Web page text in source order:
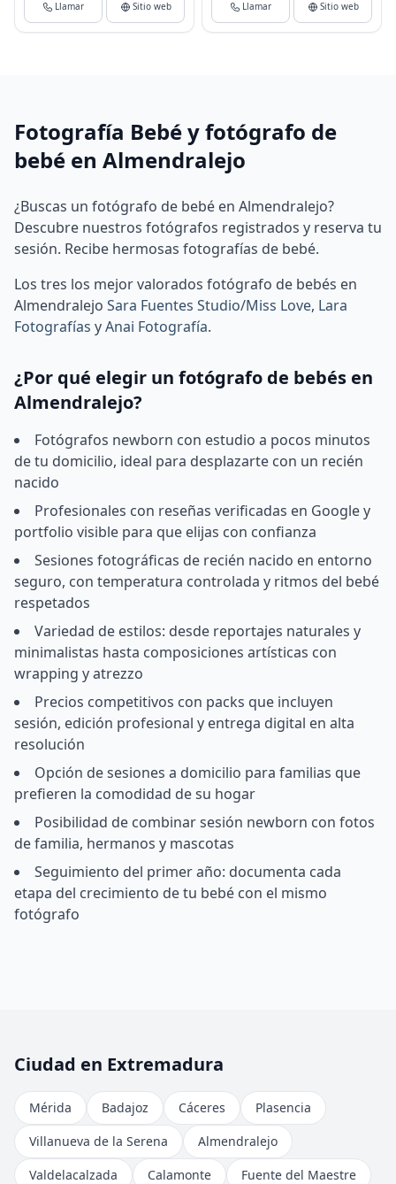
Llamar Sitio web Llamar Sitio web
Fotografía Bebé y fotógrafo de
bebé en Almendralejo
¿Buscas un fotógrafo de bebé en Almendralejo?
Descubre nuestros fotógrafos registrados y reserva tu
sesión. Recibe hermosas fotografías de bebé.
Los tres los mejor valorados fotógrafo de bebés en
Almendralejo Sara Fuentes Studio/Miss Love, Lara
Fotografías yAnai Fotografía.
¿Por qué elegir un fotógrafo de bebés en
Almendralejo?
Fotógrafos newborn con estudio a pocos minutos
de tu domicilio, ideal para desplazarte con un recién
nacido
Profesionales con reseñas verificadas en Google y
portfolio visible para que elijas con confianza
Sesiones fotográficas de recién nacido en entorno
seguro, con temperatura controlada y ritmos del bebé
respetados
Variedad de estilos: desde reportajes naturales y
minimalistas hasta composiciones artísticas con
wrapping y atrezzo
Precios competitivos con packs que incluyen
sesión, edición profesional y entrega digital en alta
resolución
Opción de sesiones a domicilio para familias que
prefieren la comodidad de su hogar
Posibilidad de combinar sesión newborn con fotos
de familia, hermanos y mascotas
Seguimiento del primer año: documenta cada
etapa del crecimiento de tu bebé con el mismo
fotógrafo
Ciudad en Extremadura
Mérida Badajoz Cáceres
Plasencia
Villanueva de la Serena
Almendralejo
Valdelacalzada
Calamonte
Fuente del Maestre